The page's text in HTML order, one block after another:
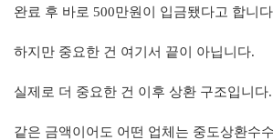
완료 후 바로 500만원이 입금됐다고 합니
하지만 중요한 건 여기서 끝이 아닙니다.
실제로 더 중요한 건 이후 상환 구조입니다.
같은 금액이어도 어떤 업체는 중도상환수